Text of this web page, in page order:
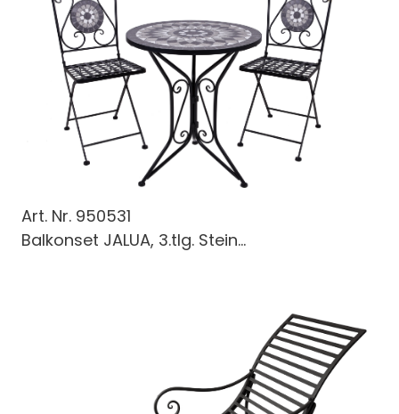
Art. Nr. 950531
Balkonset JALUA, 3.tlg. Stein...